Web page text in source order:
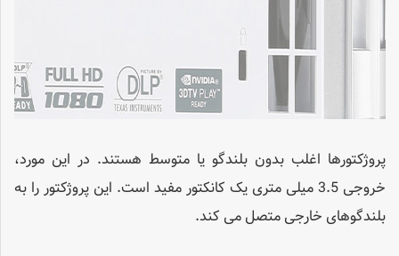
پروژکتورها اغلب بدون بلندگو یا متوسط ​​هستند. در این مورد،
خروجی 3.5 میلی متری یک کانکتور مفید است. این پروژکتور را به
بلندگوهای خارجی متصل می کند.